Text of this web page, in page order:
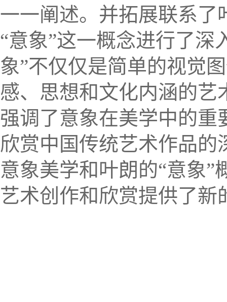
一一阐述。并拓展联系了
“意象”这一概念进行了深
象”不仅仅是简单的视觉
感、思想和文化内涵的
强调了意象在美学中的
欣赏中国传统艺术作品
意象美学和叶朗的“意象”
艺术创作和欣赏提供了新